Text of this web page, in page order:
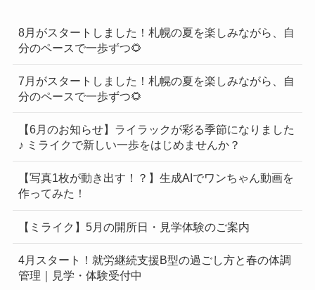
8月がスタートしました！札幌の夏を楽しみながら、自
分のペースで一歩ずつ🌻
7月がスタートしました！札幌の夏を楽しみながら、自
分のペースで一歩ずつ🌻
【6月のお知らせ】ライラックが彩る季節になりました
♪ ミライクで新しい一歩をはじめませんか？
【写真1枚が動き出す！？】生成AIでワンちゃん動画を
作ってみた！
【ミライク】5月の開所日・見学体験のご案内
4月スタート！就労継続支援B型の過ごし方と春の体調
管理｜見学・体験受付中